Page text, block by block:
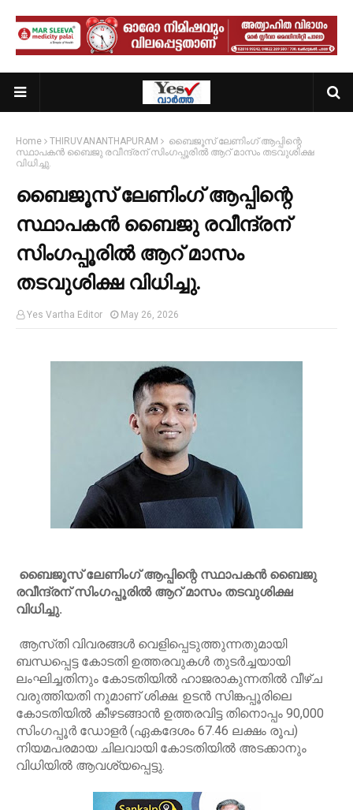
Home THIRUVANANTHAPURAM
ബൈജൂസ് ലേണിംഗ് ആപ്പിന്റെ
സ്ഥാപകൻ ബൈജു രവീന്ദ്രന് സിംഗപ്പൂരിൽ ആറ് മാസം തടവുശിക്ഷ
വിധിച്ചു.
ബൈജൂസ് ലേണിംഗ് ആപ്പിന്റെ
സ്ഥാപകൻ ബൈജു രവീന്ദ്രന്
സിംഗപ്പൂരിൽ ആറ് മാസം
തടവുശിക്ഷ വിധിച്ചു.
Yes Vartha Editor May 26, 2026
ബൈജൂസ് ലേണിംഗ് ആപ്പിന്റെ സ്ഥാപകൻ ബൈജു
രവീന്ദ്രന് സിംഗപ്പൂരിൽ ആറ് മാസം തടവുശിക്ഷ
വിധിച്ചു.
ആസ്‌തി വിവരങ്ങൾ വെളിപ്പെടുത്തുന്നതുമായി
ബന്ധപ്പെട്ട കോടതി ഉത്തരവുകൾ തുടർച്ചയായി
ലംഘിച്ചതിനും കോടതിയിൽ ഹാജരാകുന്നതിൽ വീഴ്ച
വരുത്തിയതി നുമാണ് ശിക്ഷ. ഉടൻ സിങ്കപ്പൂരിലെ
കോടതിയിൽ കീഴടങ്ങാൻ ഉത്തരവിട്ട തിനൊപ്പം 90,000
സിംഗപ്പൂർ ഡോളർ (ഏകദേശം 67.46 ലക്ഷം രൂപ)
നിയമപരമായ ചിലവായി കോടതിയിൽ അടക്കാനും
വിധിയിൽ ആവശ്യപ്പെട്ടു.